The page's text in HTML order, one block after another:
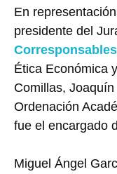
En
presidente del
Corresponsables
Ética Económica
Comillas,
Ordenación
fue el encargado
Miguel Ángel